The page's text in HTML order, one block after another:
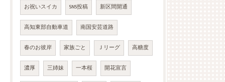
お祝いスイカ SNS投稿 新区間開通
高知東部自動車道 南国安芸道路
春のお彼岸 家族ごと Ｊリーグ 高糖度
濃厚 三姉妹 一本桜 開花宣言